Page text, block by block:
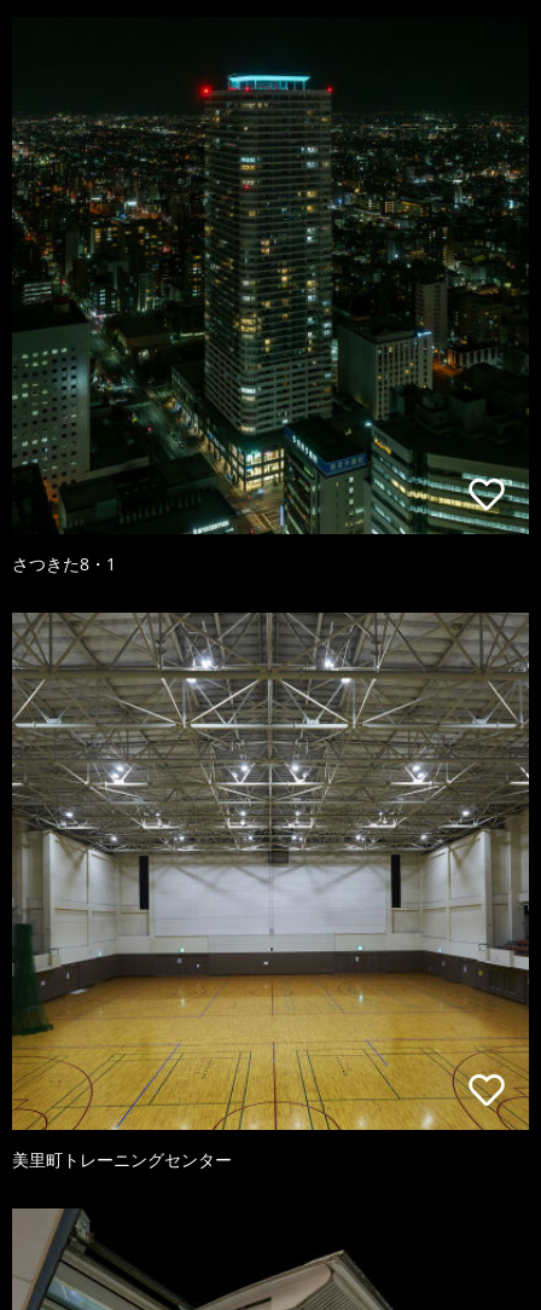
さつきた8・1
美里町トレーニングセンター